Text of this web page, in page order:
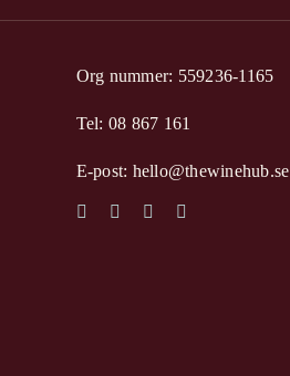
Org nummer: 559236-1165
Tel: 08 867 161
E-post: hello@thewinehub.se